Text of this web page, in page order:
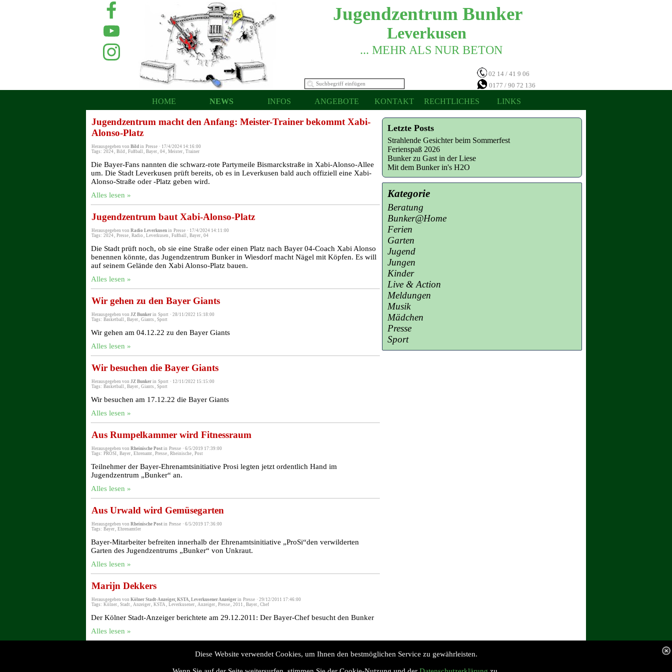
Jugendzentrum Bunker
... MEHR ALS NUR BETON
02 14 / 41 9 06
0177 / 90 72 136
Leverkusen
HOME NEWS INFOS ANGEBOTE KONTAKT RECHTLICHES LINKS
Jugendzentrum macht den Anfang: Meister-Trainer bekommt Xabi-
Alonso-Platz
Herausgegeben von Bild in Presse · 17/4/2024 14:16:00
Tags: 2024, Bild , Fußball , Bayer, 04, Meister, Trainer
Die Bayer-Fans nannten die schwarz-rote Partymeile Bismarckstraße in Xabi-Alonso-Allee
um. Die Stadt Leverkusen prüft bereits, ob es in Leverkusen bald auch offiziell eine Xabi-
Alonso-Straße oder -Platz geben wird.
Alles lesen »
Jugendzentrum baut Xabi-Alonso-Platz
Herausgegeben von Radio Leverkusen in Presse · 17/4/2024 14:11:00
Tags: 2024, Presse, Radio , Leverkusen , Fußball , Bayer, 04
Die Stadt prüft noch, ob sie eine Straße oder einen Platz nach Bayer 04-Coach Xabi Alonso
benennen könnte, das Jugendzentrum Bunker in Wiesdorf macht Nägel mit Köpfen. Es will
auf seinem Gelände den Xabi Alonso-Platz bauen.
Alles lesen »
Wir gehen zu den Bayer Giants
Herausgegeben von JZ Bunker in Sport · 28/11/2022 15:18:00
Tags: Basketball , Bayer, Giants , Sport
Wir gehen am 04.12.22 zu den Bayer Giants
Alles lesen »
Wir besuchen die Bayer Giants
Herausgegeben von JZ Bunker in Sport · 12/11/2022 15:15:00
Tags: Basketball , Bayer, Giants , Sport
Wir besuchen am 17.12.22 die Bayer Giants
Alles lesen »
Aus Rumpelkammer wird Fitnessraum
Herausgegeben von Rheinische Post in Presse · 6/5/2019 17:39:00
Tags: PROSI, Bayer, Ehrenamt , Presse, Rheinische, Post
Teilnehmer der Bayer-Ehrenamtsinitiative Prosi legten jetzt ordentlich Hand im
Jugendzentrum „Bunker“ an.
Alles lesen »
Aus Urwald wird Gemüsegarten
Herausgegeben von Rheinische Post in Presse · 6/5/2019 17:36:00
Tags: Bayer, Ehrenamtler
Bayer-Mitarbeiter befreiten innerhalb der Ehrenamtsinitiative „ProSi“den verwilderten
Garten des Jugendzentrums „Bunker“ von Unkraut.
Alles lesen »
Marijn Dekkers
Herausgegeben von Kölner Stadt-Anzeiger, KSTA, Leverkusener Anzeiger in Presse · 29/12/2011 17:46:00
Tags: Kölner, Stadt , Anzeiger, KSTA , Leverkusener, Anzeiger, Presse, 2011 , Bayer, Chef
Der Kölner Stadt-Anzeiger berichtete am 29.12.2011: Der Bayer-Chef besucht den Bunker
Alles lesen »
Letzte Posts
Strahlende Gesichter beim Sommerfest
Ferienspaß 2026
Bunker zu Gast in der Liese
Mit dem Bunker in's H2O
Kategorie
Beratung
Bunker@Home
Ferien
Garten
Jugend
Jungen
Kinder
Live & Action
Meldungen
Musik
Mädchen
Presse
Sport
Diese Website verwendet Cookies, um Ihnen den bestmöglichen Service zu gewährleisten.